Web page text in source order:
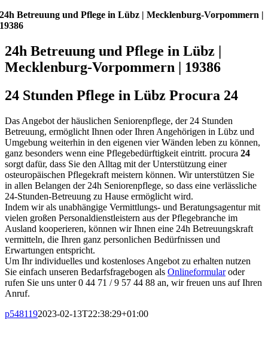
24h Betreuung und Pflege in Lübz | Mecklenburg-Vorpommern |
19386
24h Betreuung und Pflege in Lübz |
Mecklenburg-Vorpommern | 19386
24 Stunden Pflege in Lübz Procura 24
Das Angebot der häuslichen Seniorenpflege, der 24 Stunden
Betreuung, ermöglicht Ihnen oder Ihren Angehörigen in Lübz und
Umgebung weiterhin in den eigenen vier Wänden leben zu können,
ganz besonders wenn eine Pflegebedürftigkeit eintritt. procura 24
sorgt dafür, dass Sie den Alltag mit der Unterstützung einer
osteuropäischen Pflegekraft meistern können. Wir unterstützen Sie
in allen Belangen der 24h Seniorenpflege, so dass eine verlässliche
24-Stunden-Betreuung zu Hause ermöglicht wird.
Indem wir als unabhängige Vermittlungs- und Beratungsagentur mit
vielen großen Personaldienstleistern aus der Pflegebranche im
Ausland kooperieren, können wir Ihnen eine 24h Betreuungskraft
vermitteln, die Ihren ganz personlichen Bedürfnissen und
Erwartungen entspricht.
Um Ihr individuelles und kostenloses Angebot zu erhalten nutzen
Sie einfach unseren Bedarfsfragebogen als Onlineformularoder
rufen Sie uns unter 0 44 71 / 9 57 44 88 an, wir freuen uns auf Ihren
Anruf.
p5481192023-02-13T22:38:29+01:00